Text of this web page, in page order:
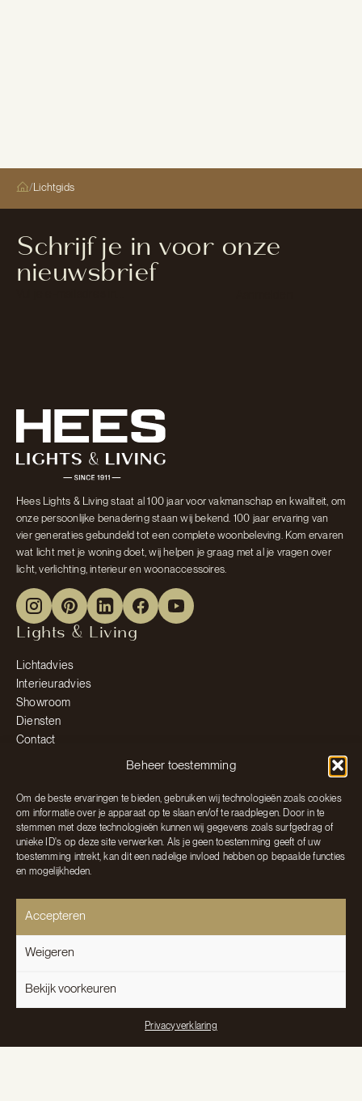
Beheer toestemming
Om de beste ervaringen te bieden, gebruiken wij technologieën zoals cookies
om informatie over je apparaat op te slaan en/of te raadplegen. Door in te
stemmen met deze technologieën kunnen wij gegevens zoals surfgedrag of
unieke ID's op deze site verwerken. Als je geen toestemming geeft of uw
toestemming intrekt, kan dit een nadelige invloed hebben op bepaalde functies
en mogelijkheden.
Accepteren
Weigeren
Bekijk voorkeuren
Privacyverklaring
/Lichtgids
Schrijf je in voor onze
nieuwsbrief
Hees Lights & Living staat al 100 jaar voor vakmanschap en kwaliteit, om
onze persoonlijke benadering staan wij bekend. 100 jaar ervaring van
vier generaties gebundeld tot een complete woonbeleving. Kom ervaren
wat licht met je woning doet, wij helpen je graag met al je vragen over
licht, verlichting, interieur en woonaccessoires.
Lights & Living
Lichtadvies
Interieuradvies
Showroom
Diensten
Contact
Projecten & Informatie
Over ons
Lichtgids
Blog
Veelgestelde vragen
Contact & Afspraak
Afspraak maken
Neem contact op
T: 0475 485 757